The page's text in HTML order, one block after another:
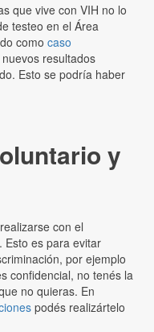
que vive con VIH no lo
testeo en el Área
como caso
resultados
Esto se podría haber
y
con el
Esto es para evitar
por ejemplo
confidencial, no tenés la
no quieras. En
podés realizártelo